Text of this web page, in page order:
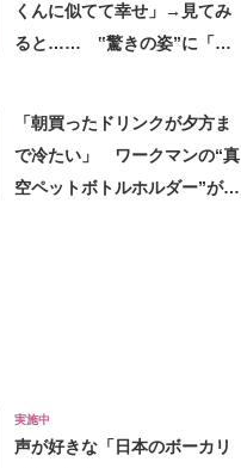
くんに似てて幸せ」→見てみ
ると…… ‟驚きの姿”に「最
「朝買ったドリンクが夕方ま
で冷たい」 ワークマンの“真
空ペットボトルホルダー”が大
実施中
声が好きな「日本のボーカリ